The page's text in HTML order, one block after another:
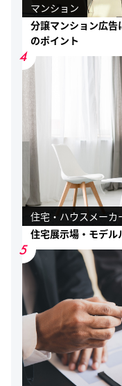
マンション
分譲マンション広
のポイント
4
住宅・ハウスメーカ
住宅展示場・モデル
5